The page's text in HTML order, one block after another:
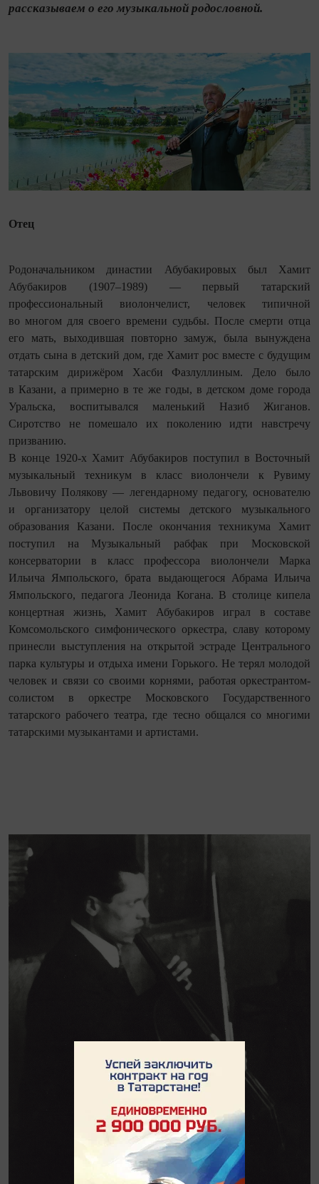
рассказываем о его музыкальной родословной.
Отец
Родоначальником династии Абубакировых был Хамит
Абубакиров (1907–1989) — первый татарский
профессиональный вио­лончелист, человек типичной
во многом для своего времени судьбы. После смерти отца
его мать, выходившая повторно замуж, была вынуждена
отдать сына в детский дом, где Хамит рос вместе с будущим
татарским дирижёром Хасби Фазлуллиным. Дело было
в Казани, а примерно в те же годы, в детском доме города
Уральска, воспитывался маленький Назиб Жиганов.
Сиротство не помешало их поколению идти навстречу
призванию.
В конце 1920-х Хамит Абубакиров поступил в Восточный
музыкальный техникум в класс виолончели к Рувиму
Львовичу Полякову — легендарному педагогу, основателю
и организатору целой системы детского музыкального
образования Казани. После окончания техникума Хамит
поступил на Музыкальный рабфак при Московской
консерватории в класс профессора виолончели Марка
Ильича Ямпольского, брата выдающегося Абрама Ильича
Ямпольского, педагога Леонида Когана. В столице кипела
концертная жизнь, Хамит Абубакиров играл в составе
Комсомольского симфонического оркестра, славу которому
принесли выступления на открытой эстраде Центрального
парка культуры и отдыха имени Горького. Не терял молодой
человек и связи со своими корнями, работая оркестрантом-
солистом в оркестре Московского Государственного
татарского рабочего театра, где тесно общался со многими
татарскими музыкантами и артистами.